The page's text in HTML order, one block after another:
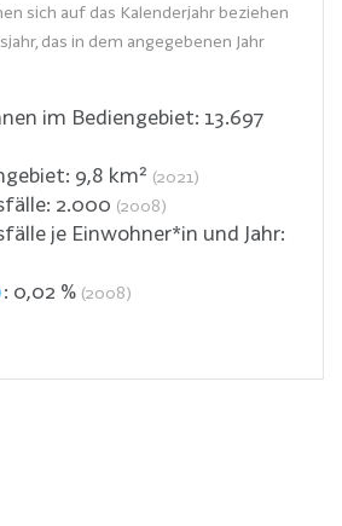
sich auf das Kalenderjahr beziehen
das in dem angegebenen Jahr
im Bediengebiet: 13.697
9,8 km² (2021)
2.000 (2008)
je Einwohner*in und Jahr:
: 0,02 % (2008)